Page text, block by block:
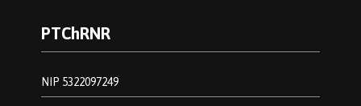
PTChRNR
NIP 5322097249